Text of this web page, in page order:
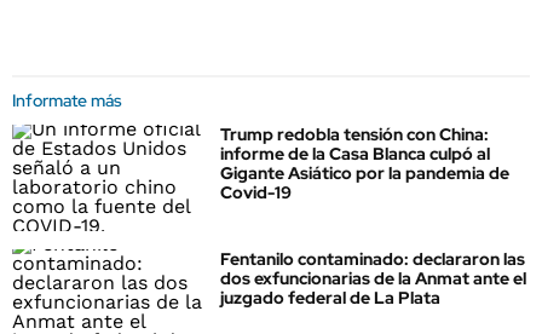
Informate más
Trump redobla tensión con China:
informe de la Casa Blanca culpó al
Gigante Asiático por la pandemia de
Covid-19
Fentanilo contaminado: declararon las
dos exfuncionarias de la Anmat ante el
juzgado federal de La Plata